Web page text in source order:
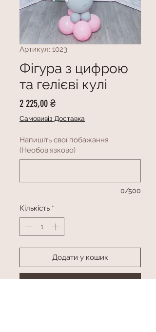
Артикул: 1023
Фігура з цифрою
та гелієві кулі
2 225,00 ₴Ціна
Самовивіз Доставка
Напишіть свої побажання
(Необов'язково)
0/500
Кількість *
Додати у кошик